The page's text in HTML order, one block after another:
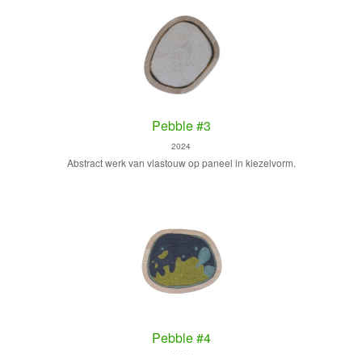
Pebble #3
2024
Abstract werk van vlastouw op paneel in kiezelvorm.
Pebble #4